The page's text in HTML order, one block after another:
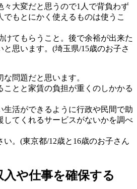
々大変だと思うので1人で背負わず
もとにかく使えるものは使うこ
けてもらうこと。後で余裕が出来た
と思います。(埼玉県/15歳のお子さ
な問題だと思います。
ことと家賃の負担が重くのしかかる
生活ができるように行政や民間で助
してくれるサービスがないかを調べ
。(東京都/12歳と16歳のお子さん
入や仕事を確保する